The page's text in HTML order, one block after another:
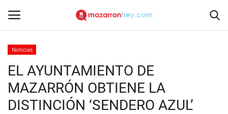
Inicio
Noticias
EL AYUNTAMIENTO DE
MAZARRÓN OBTIENE LA
DISTINCIÓN ‘SENDERO AZUL’